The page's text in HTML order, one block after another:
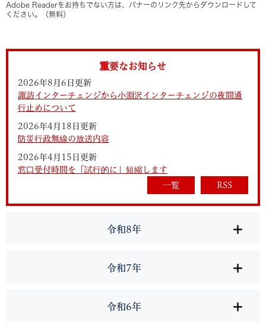
Adobe Readerをお持ちでない方は、バナーのリンク先からダウンロードして
ください。（無料）
重要なお知らせ
2026年8月6日更新
諏訪インターチェンジから小淵沢インターチェンジの夜間通
行止めについて
2026年4月18日更新
防災行政無線の放送内容
2026年4月15日更新
窓口受付時間を「試行的に」短縮します
一覧
RSS
令和8年
令和7年
令和6年